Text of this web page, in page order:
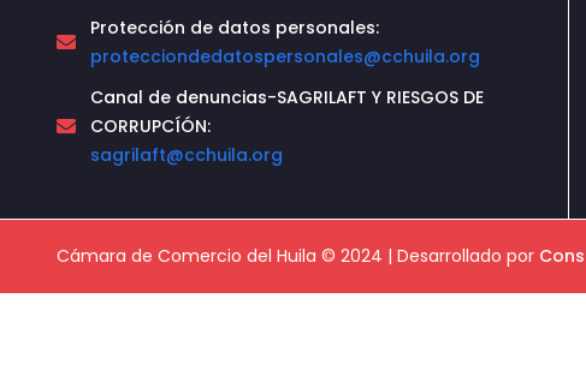
Protección de datos personales:
protecciondedatospersonales@cchuila.org
Canal de denuncias-SAGRILAFT Y RIESGOS DE
CORRUPCÍÓN:
sagrilaft@cchuila.org
Cámara de Comercio del Huila © 2024 | Desarrollado por